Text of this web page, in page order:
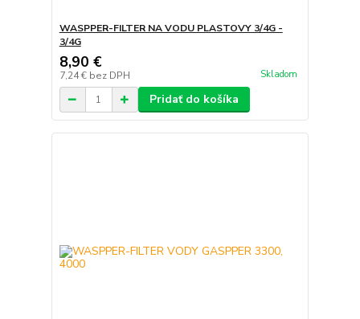
WASPPER-FILTER NA VODU PLASTOVY 3/4G -
3/4G
8,90 €
7,24 € bez DPH Skladom
Pridať do košíka